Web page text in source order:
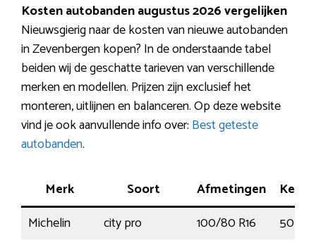
Kosten autobanden augustus 2026 vergelijken
Nieuwsgierig naar de kosten van nieuwe autobanden
in Zevenbergen kopen? In de onderstaande tabel
beiden wij de geschatte tarieven van verschillende
merken en modellen. Prijzen zijn exclusief het
monteren, uitlijnen en balanceren. Op deze website
vind je ook aanvullende info over: Best geteste
autobanden.
Merk Soort Afmetingen
Michelin
city pro 100/80 R16
50P